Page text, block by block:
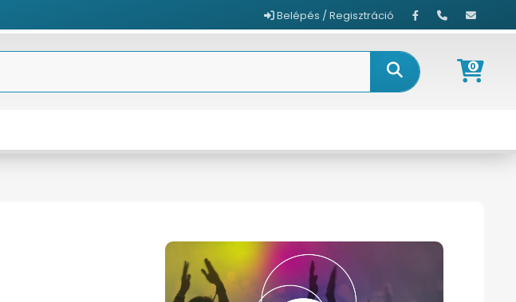
Belépés / Regisztráció
0